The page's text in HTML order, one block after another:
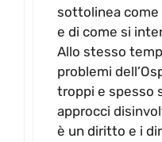
sottolinea
e di come si
Allo stesso
problemi
troppi e spesso
approcci
è un diritto e i